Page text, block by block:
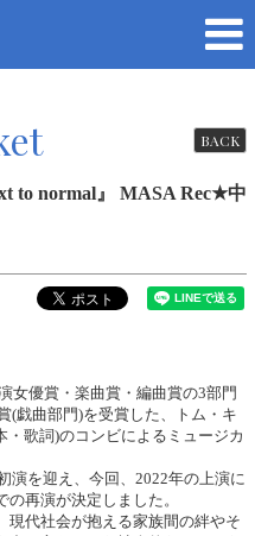
BACK
to normal』 MASA Rec★中
女優賞・楽曲賞・編曲賞の3部門
(戯曲部門)を受賞した、トム・キ
・歌詞)のコンビによるミュージカ
演を迎え、今回、2022年の上演に
再演が決定しました。
現代社会が抱える家族間の絆やそ